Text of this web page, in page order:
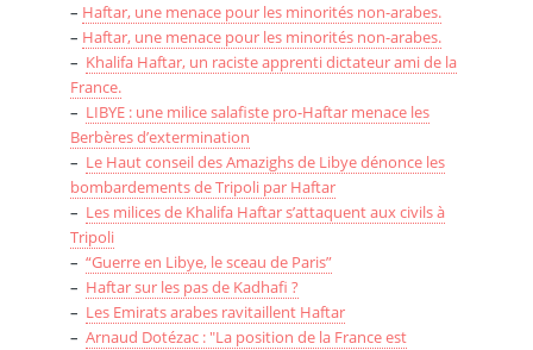
– Haftar, une menace pour les minorités non-arabes.
– Haftar, une menace pour les minorités non-arabes.
– Khalifa Haftar, un raciste apprenti dictateur ami de la
France.
– LIBYE : une milice salafiste pro-Haftar menace les
Berbères d’extermination
– Le Haut conseil des Amazighs de Libye dénonce les
bombardements de Tripoli par Haftar
– Les milices de Khalifa Haftar s’attaquent aux civils à
Tripoli
– “Guerre en Libye, le sceau de Paris”
– Haftar sur les pas de Kadhafi ?
– Les Emirats arabes ravitaillent Haftar
– Arnaud Dotézac : "La position de la France est